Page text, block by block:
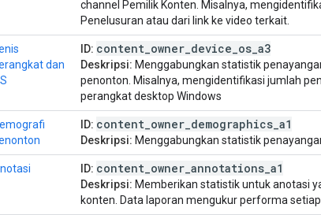
channel Pemilik Konten. Misalnya,
Penelusuran atau dari link ke video terkait.
dan
ID: content owner device os a3
Deskripsi: Menggabungkan statistik
penonton. Misalnya, mengidentifikasi jumlah
perangkat desktop Windows
ID: content owner demographics a1
Deskripsi: Menggabungkan statistik
ID: content owner annotations a1
Deskripsi: Memberikan statistik untuk anotasi
konten. Data laporan mengukur performa